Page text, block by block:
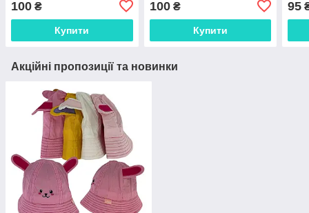
100 ₴
Купити
100₴
Купити
95
Акційні пропозиції та новинки